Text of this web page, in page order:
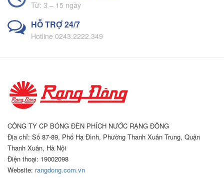
Từ: 3 – 15 ngày
HỖ TRỢ 24/7
Hotline 0243.2222.349
CÔNG TY CP BÓNG ĐÈN PHÍCH NƯỚC RẠNG ĐÔNG
Địa chỉ: Số 87-89, Phố Hạ Đình, Phường Thanh Xuân Trung, Quận
Thanh Xuân, Hà Nội
Điện thoại: 19002098
Website: rangdong.com.vn